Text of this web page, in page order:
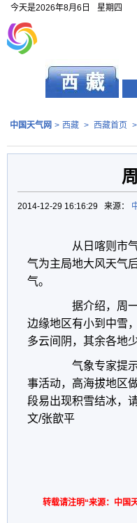
今天是2026年8月6日 星期四
中国天气网 > 西藏 > 西藏首页 >
2014-12-29 16:16:29 来源：
从日喀则市气
气为主局地大风天气
气。
据介绍，周一
边缘地区有小到中雪
多云间阴，其余各地
气象专家提示
事活动，高海拔地区
段易出现积雪结冰，
文/张歆平
转载请注明“来源：中国